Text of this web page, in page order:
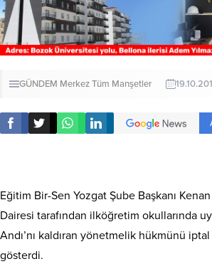
GÜNDEM MerkezTüm Manşetler
Eğitim Bir-Sen Yozgat Şube Başkanı
Dairesi tarafından ilköğretim okullarında
Andı’nı kaldıran yönetmelik hükmünü
gösterdi.